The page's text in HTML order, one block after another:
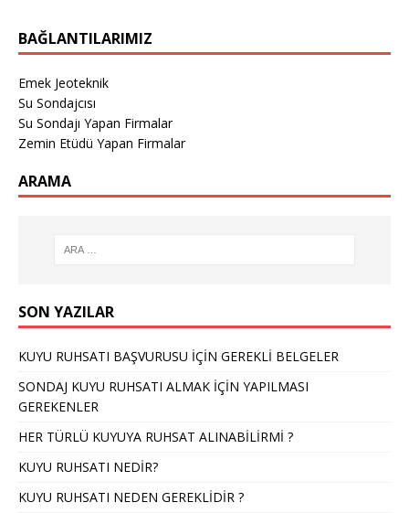
BAĞLANTILARIMIZ
Emek Jeoteknik
Su Sondajcısı
Su Sondajı Yapan Firmalar
Zemin Etüdü Yapan Firmalar
ARAMA
SON YAZILAR
KUYU RUHSATI BAŞVURUSU İÇİN GEREKLİ BELGELER
SONDAJ KUYU RUHSATI ALMAK İÇİN YAPILMASI
GEREKENLER
HER TÜRLÜ KUYUYA RUHSAT ALINABİLİRMİ ?
KUYU RUHSATI NEDİR?
KUYU RUHSATI NEDEN GEREKLİDİR ?